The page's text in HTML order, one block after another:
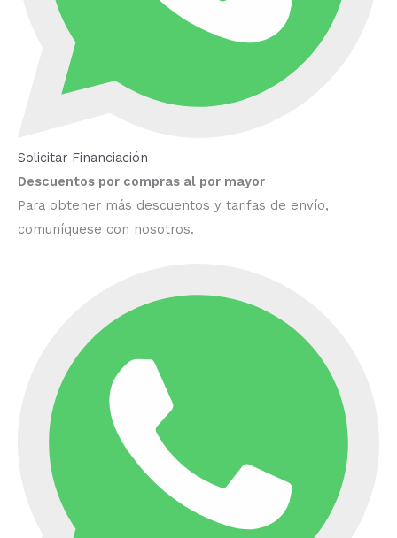
Solicitar Financiación
Descuentos por compras al por mayor
Para obtener más descuentos y tarifas de envío,
comuníquese con nosotros.